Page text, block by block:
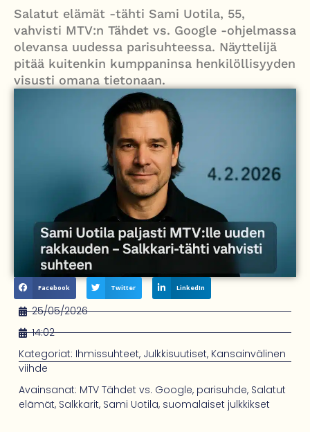
PT Vatanen antoi porttikiellon Juhana Tegelbergille – tiukka
välienselvittely PTV Gymillä tallentui videolle
Salatut elämät -tähti Sami Uotila, 55,
vahvisti MTV:n Tähdet vs. Google -ohjelmassa
olevansa uudessa parisuhteessa. Näyttelijä
pitää kuitenkin kumppaninsa henkilöllisyyden
visusti omana tietonaan.
Facebook Twitter LinkedIn
25/05/2026
14:02
Kategoriat: Ihmissuhteet, Julkkisuutiset, Kansainvälinen
viihde
Avainsanat: MTV Tähdet vs. Google, pari­suhde, Salatut
elämät, Salkkarit, Sami Uotila, suomalaiset julkkikset